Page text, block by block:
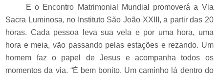
E o Encontro Matrimonial Mundial promoverá a Via
Sacra Luminosa, no Instituto São João XXIII, a partir das 20
horas. Cada pessoa leva sua vela e por uma hora, uma
hora e meia, vão passando pelas estações e rezando. Um
homem faz o papel de Jesus e acompanha todos os
momentos da via. “É bem bonito. Um caminho lá dentro do